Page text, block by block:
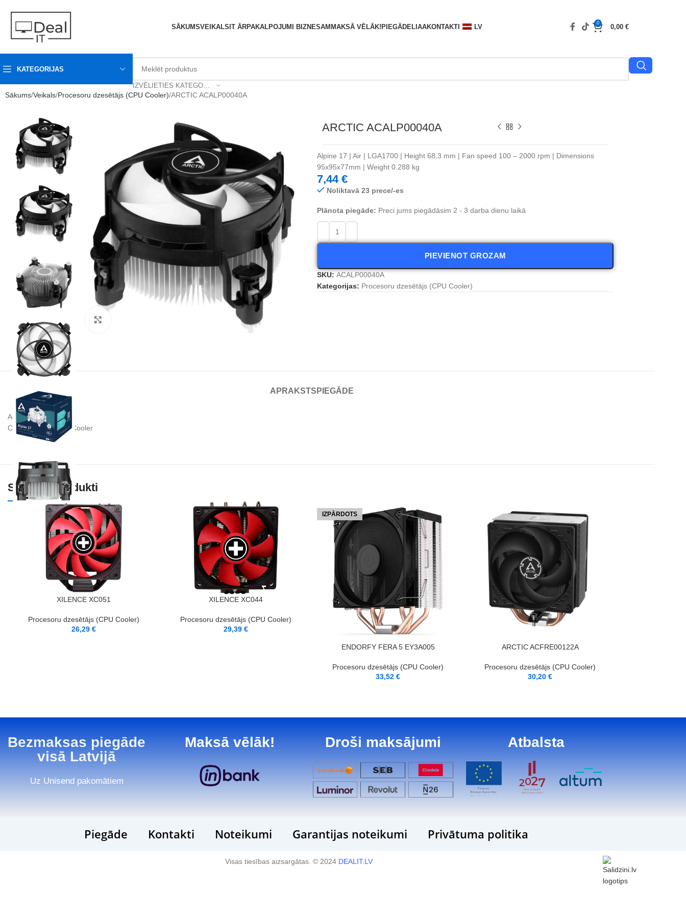
SĀKUMSVEIKALS IT ĀRPAKALPOJUMI BIZNESAM MAKSĀ VĒLĀK! PIEGĀDELIAAKONTAKTI LV
0
0,00 €
KATEGORIJAS
IZVĒLIETIES KATEGORIJU
Sākums Veikals Procesoru dzesētājs (CPU Cooler) ARCTIC ACALP00040A
ARCTIC ACALP00040A
Alpine 17 | Air | LGA1700 | Height 68.3 mm | Fan speed 100 – 2000 rpm | Dimensions
95x95x77mm | Weight 0.288 kg
7,44 €
Noliktavā 23 prece/-es
Plānota piegāde: Preci jums piegādāsim 2 - 3 darba dienu laikā
PIEVIENOT GROZAM
SKU: ACALP00040A
Kategorijas: Procesoru dzesētājs (CPU Cooler)
APRAKSTS PIEGĀDE
Alpine 17
Compact Intel CPU Cooler
Saistītie Produkti
PIEVIENOT GROZAMXILENCE XC051
Procesoru dzesētājs (CPU Cooler)
26,29 €
PIEVIENOT GROZAMXILENCE XC044
Procesoru dzesētājs (CPU Cooler)
29,39 €
IZPĀRDOTS
LASĪT VAIRĀKENDORFY FERA 5 EY3A005
Procesoru dzesētājs (CPU Cooler)
33,52 €
PIEVIENOT GROZAMARCTIC ACFRE00122A
Procesoru dzesētājs (CPU Cooler)
30,20 €
Bezmaksas piegāde
visā Latvijā
Uz Unisend pakomātiem
Maksā vēlāk! Droši maksājumi Atbalsta
Piegāde Kontakti Noteikumi Garantijas noteikumi Privātuma politika
Visas tiesības aizsargātas. © 2024 DEALIT.LV